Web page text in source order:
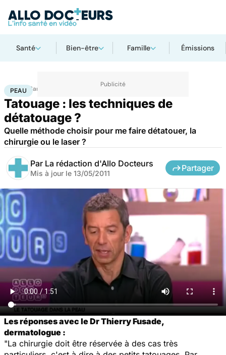
Santé Bien-être Famille Émissions
Accueil Santé
PEAU
Tatouage : les techniques de
détatouage ?
Quelle méthode choisir pour me faire détatouer, la
chirurgie ou le laser ?
Par La rédaction d'Allo Docteurs
Mis à jour le 13/05/2011
Partager
Les réponses avec le Dr Thierry Fusade,
dermatologue :
"La chirurgie doit être réservée à des cas très